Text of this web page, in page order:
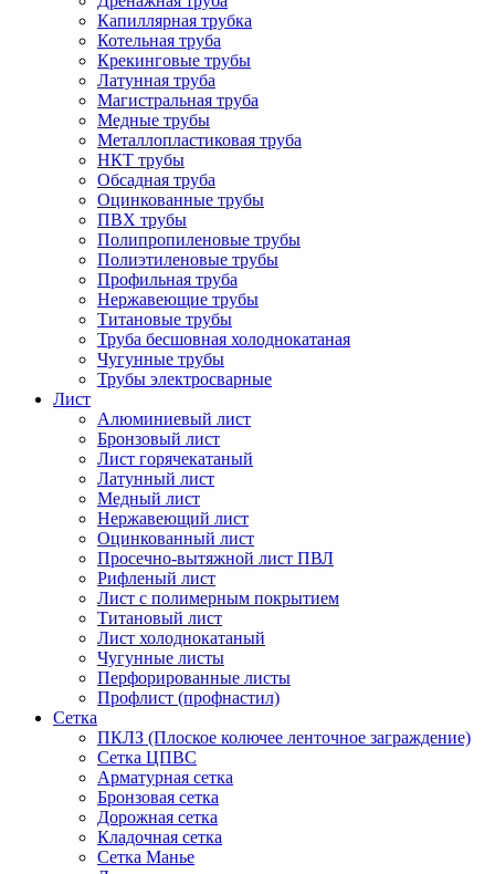
Капиллярная трубка
Котельная труба
Крекинговые трубы
Латунная труба
Магистральная труба
Медные трубы
Металлопластиковая труба
НКТ трубы
Обсадная труба
Оцинкованные трубы
ПВХ трубы
Полипропиленовые трубы
Полиэтиленовые трубы
Профильная труба
Нержавеющие трубы
Титановые трубы
Труба бесшовная холоднокатаная
Чугунные трубы
Трубы электросварные
Лист
Алюминиевый лист
Бронзовый лист
Лист горячекатаный
Латунный лист
Медный лист
Нержавеющий лист
Оцинкованный лист
Просечно-вытяжной лист ПВЛ
Рифленый лист
Лист с полимерным покрытием
Титановый лист
Лист холоднокатаный
Чугунные листы
Перфорированные листы
Профлист (профнастил)
Сетка
ПКЛЗ (Плоское колючее ленточное заграждение)
Сетка ЦПВС
Арматурная сетка
Бронзовая сетка
Дорожная сетка
Кладочная сетка
Сетка Манье